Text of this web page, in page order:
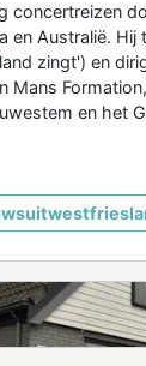
concertreizen
en Australië.
zingt') en
Mans
en het